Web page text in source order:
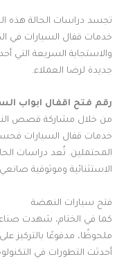
تجسد دراسات الحالة هذه
خدمات قفال السيارات في
والاستجابة السريعة التي
جديدة لرضا العملاء.
رقم فتح اقفال ابواب
من خلال مشاركة قصص
خدمات قفال السيارات
المحتملين. تُعد دراسات
الاستثنائية وموثوقية
فتح سيارات النهضة
كما في الختام، شهدت
ملحوظًا، مدفوعًا بالتركيز
أحدثت التطورات في